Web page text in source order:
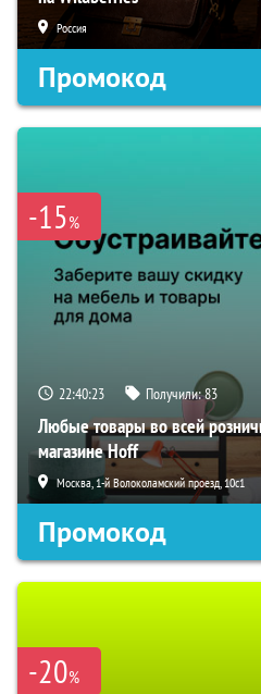
Россия
Промокод
-15%
22:40:22 Получили:83
Любые товары во всей
магазине Hoff
Москва, 1-й Волоколамский проезд, 10с1
Промокод
-20%